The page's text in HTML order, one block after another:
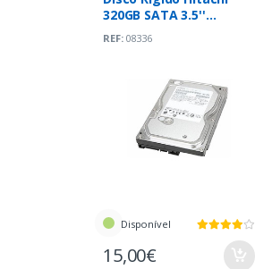
320GB SATA 3.5''
REF:08336
Disponível
15,00€